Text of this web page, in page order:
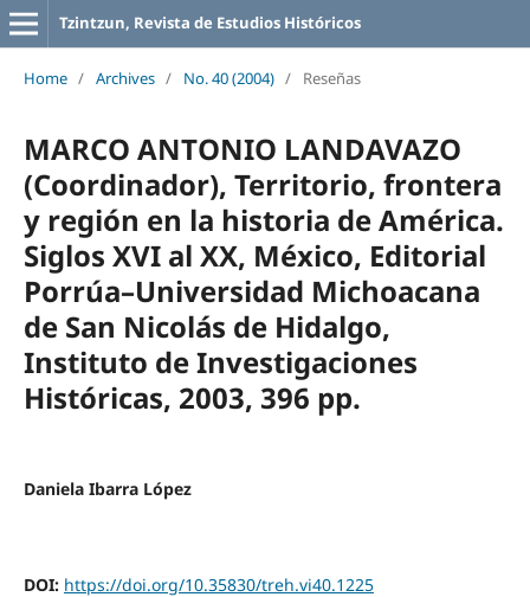
Tzintzun, Revista de Estudios Históricos
Home / Archives / No. 40 (2004) / Reseñas
MARCO ANTONIO LANDAVAZO
(Coordinador), Territorio, frontera
y región en la historia de América.
Siglos XVI al XX, México, Editorial
Porrúa–Universidad Michoacana
de San Nicolás de Hidalgo,
Instituto de Investigaciones
Históricas, 2003, 396 pp.
Daniela Ibarra López
DOI: https://doi.org/10.35830/treh.vi40.1225